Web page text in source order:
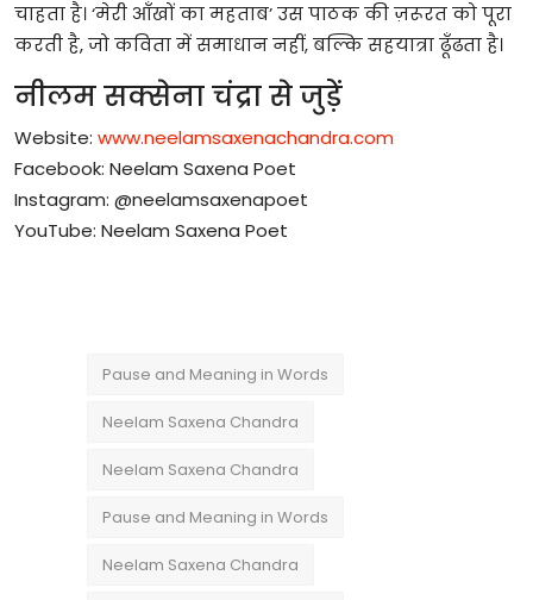
चाहताहै।‘मेरीआँखोंकामहताब’उसपाठककीज़रूरतकोपूरा
करतीहै,जोकवितामेंसमाधाननहीं,बल्किसहयात्राढूँढताहै।
नीलमसक्सेनाचंद्रासेजुड़ें
Website: www.neelamsaxenachandra.com
Facebook: Neelam Saxena Poet
Instagram: @neelamsaxenapoet
YouTube: Neelam Saxena Poet
Pause and Meaning in Words
Neelam Saxena Chandra
Neelam Saxena Chandra
Pause and Meaning in Words
Neelam Saxena Chandra